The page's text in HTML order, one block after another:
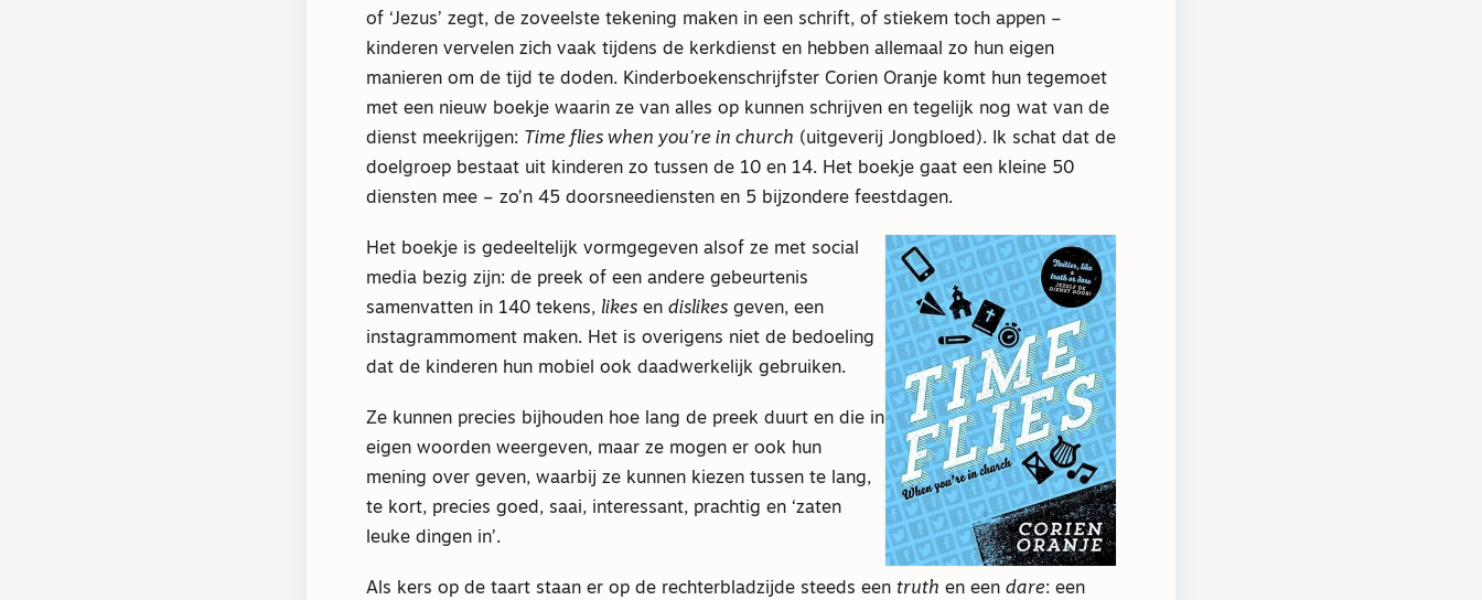
of ‘Jezus’ zegt, de zoveelste tekening maken in een schrift, of stiekem toch appen –
kinderen vervelen zich vaak tijdens de kerkdienst en hebben allemaal zo hun eigen
manieren om de tijd te doden. Kinderboekenschrijfster Corien Oranje komt hun tegemoet
met een nieuw boekje waarin ze van alles op kunnen schrijven en tegelijk nog wat van de
dienst meekrijgen: Time flies when you’re in church (uitgeverij Jongbloed). Ik schat dat de
doelgroep bestaat uit kinderen zo tussen de 10 en 14. Het boekje gaat een kleine 50
diensten mee – zo’n 45 doorsneediensten en 5 bijzondere feestdagen.
Het boekje is gedeeltelijk vormgegeven alsof ze met social
media bezig zijn: de preek of een andere gebeurtenis
samenvatten in 140 tekens, likesen dislikesgeven, een
instagrammoment maken. Het is overigens niet de bedoeling
dat de kinderen hun mobiel ook daadwerkelijk gebruiken.
Ze kunnen precies bijhouden hoe lang de preek duurt en die in
eigen woorden weergeven, maar ze mogen er ook hun
mening over geven, waarbij ze kunnen kiezen tussen te lang,
te kort, precies goed, saai, interessant, prachtig en ‘zaten
leuke dingen in’.
Als kers op de taart staan er op de rechterbladzijde steeds een truth en een dare: een